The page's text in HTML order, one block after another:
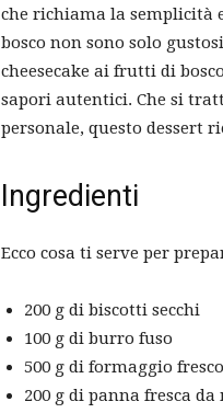
che richiama la
bosco non sono solo
cheesecake ai frutti di
sapori autentici. Che si
personale, questo dessert
Ingredienti
Ecco cosa ti serve per
200 g di biscotti secchi
100 g di burro fuso
500 g di formaggio
200 g di panna fresca